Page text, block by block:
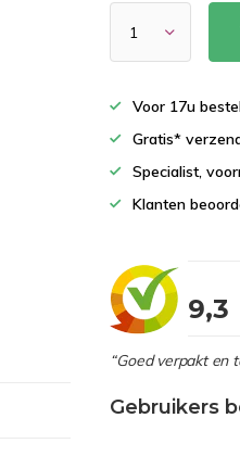
Voor 17u
Gratis*
Specialist,
Klanten
9,3
“Goed verpakt en
Gebruikers